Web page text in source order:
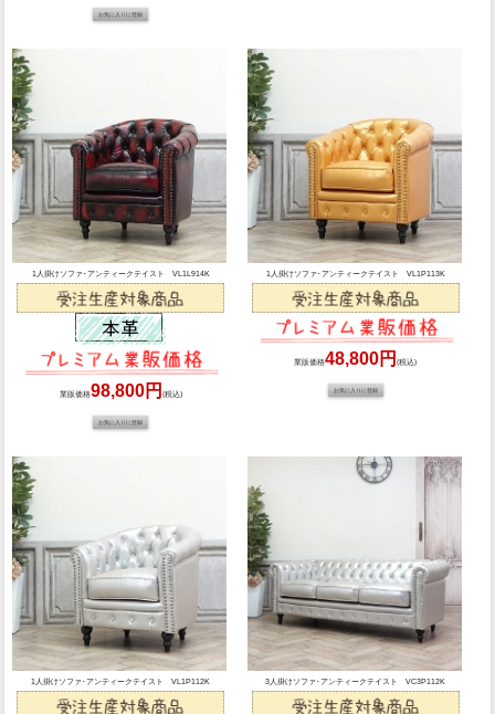
1人掛けソファ･アンティークテイスト VL1L914K
業販価格98,800円 (税込)
1人掛けソファ･アンティークテイスト VL1P113K
業販価格48,800円(税込)
1人掛けソファ･アンティークテイスト VL1P112K 3人掛けソファ･アンティークテイスト VC3P112K